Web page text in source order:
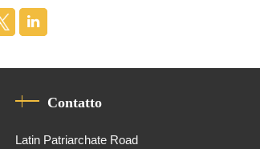
Contatto
Latin Patriarchate Road